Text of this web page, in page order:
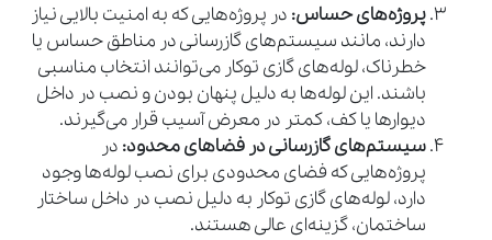
پروژه‌های حساس: در پروژه‌هایی که به امنیت بالایی نیاز
دارند، مانند سیستم‌های گازرسانی در مناطق حساس یا
خطرناک، لوله‌های گازی توکار می‌توانند انتخاب مناسبی
باشند. این لوله‌ها به دلیل پنهان بودن و نصب در داخل
دیوارها یا کف، کمتر در معرض آسیب قرار می‌گیرند.
سیستم‌های گازرسانی در فضاهای محدود: در
پروژه‌هایی که فضای محدودی برای نصب لوله‌ها وجود
دارد، لوله‌های گازی توکار به دلیل نصب در داخل ساختار
ساختمان، گزینه‌ای عالی هستند.